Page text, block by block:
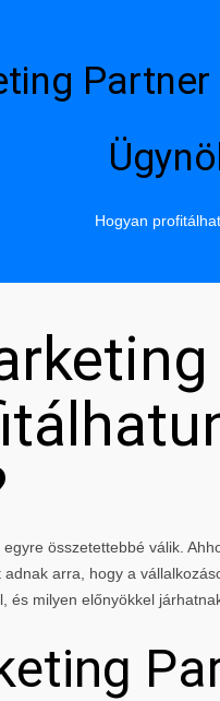
Hogyan
összetettebbé válik.
arra, hogy a
milyen előnyökkel